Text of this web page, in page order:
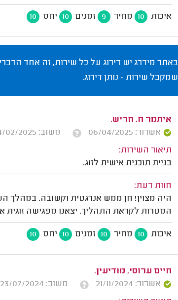
איכות 10 מחיר 9 זמנים 10 יחס 10
באתר מידרג יש דירוג על כל שירות, זה אחד
שמקבל שירות - נותן דירוג.
איתמר ח. חריש.
אשרור: 06/04/2025
משוב: 04/02/2025
תיאור השירות:
בניית תוכנית אישית לזוג.
חוות דעת:
היה מצוין! חן ממש אנרגטית וקשובה. במהלך
המטרות לקראת התהליך. יצאנו מפגישה זוגית
איכות 10 מחיר 10 זמנים 10 יחס 10
חיים ערוסי, מודיעין.
אשרור: 21/11/2024
משוב: 23/07/2024